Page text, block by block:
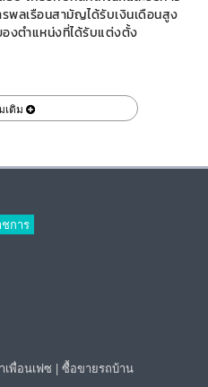
รพลเรือนสามัญได้รับเงินเดือนสูง
งตำแหน่งที่ได้รับแต่งตั้ง
เติม
การ
เพื่อนเฟซ | ซื้อขายรถบ้าน